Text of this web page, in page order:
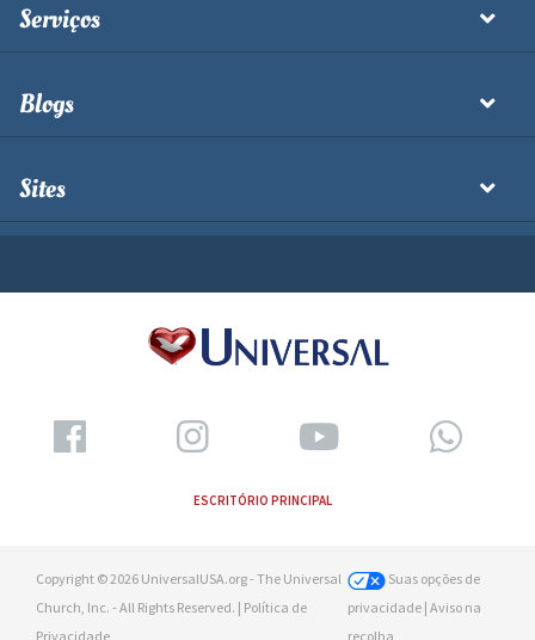
Serviços
Blogs
Sites
ESCRITÓRIO PRINCIPAL
Copyright © 2026 UniversalUSA.org - The Universal
Church, Inc. - All Rights Reserved. | Política de
Privacidade
Suas opções de
privacidade | Aviso na
recolha